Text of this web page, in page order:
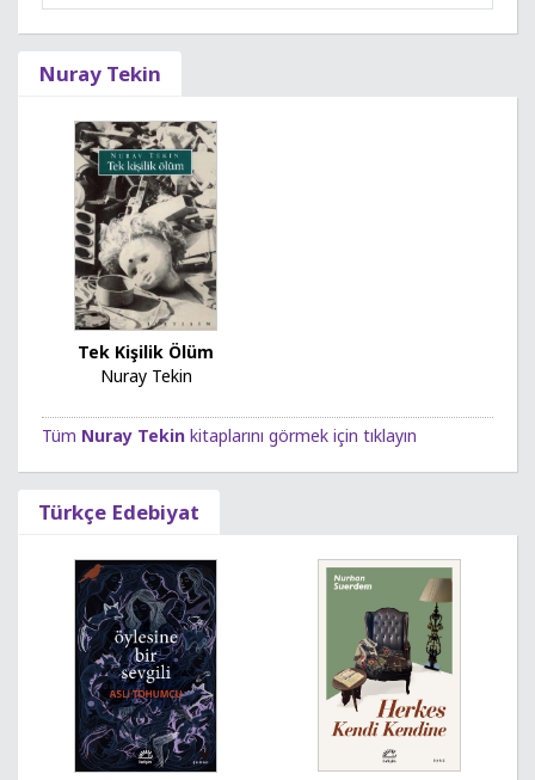
Nuray Tekin
Tek Kişilik Ölüm
Nuray Tekin
Tüm Nuray Tekin kitaplarını görmek için tıklayın
Türkçe Edebiyat